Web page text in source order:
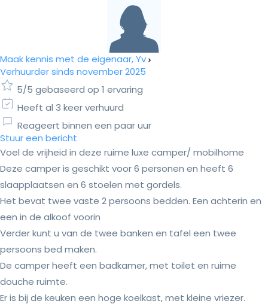
Maak kennis met de eigenaar, Yv
Verhuurder sinds november 2025
5/5 gebaseerd op 1 ervaring
Heeft al 3 keer verhuurd
Reageert binnen een paar uur
Stuur een bericht
Voel de vrijheid in deze ruime luxe camper/ mobilhome
Deze camper is geschikt voor 6 personen en heeft 6
slaapplaatsen en 6 stoelen met gordels.
Het bevat twee vaste 2 persoons bedden. Een achterin en
een in de alkoof voorin
Verder kunt u van de twee banken en tafel een twee
persoons bed maken.
De camper heeft een badkamer, met toilet en ruime
douche ruimte.
Er is bij de keuken een hoge koelkast, met kleine vriezer.